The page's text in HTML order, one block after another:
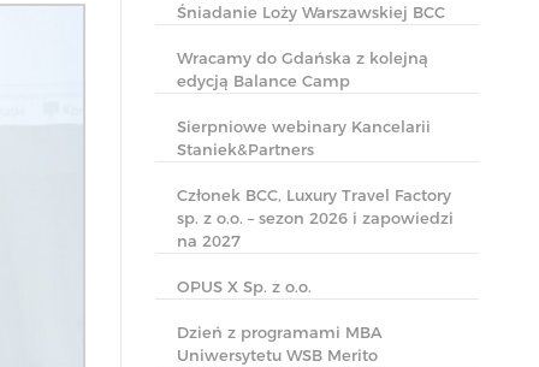
Śniadanie Loży Warszawskiej BCC
Wracamy do Gdańska z kolejną
edycją Balance Camp
Sierpniowe webinary Kancelarii
Staniek&Partners
Członek BCC, Luxury Travel Factory
sp. z o.o. – sezon 2026 i zapowiedzi
na 2027
OPUS X Sp. z o.o.
Dzień z programami MBA
Uniwersytetu WSB Merito